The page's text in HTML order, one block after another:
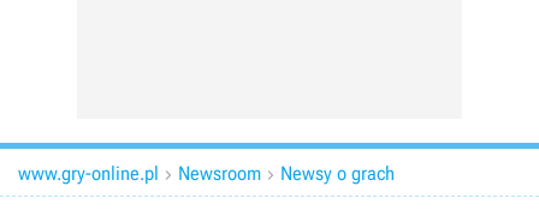
www.gry-online.pl  Newsroom  Newsy o grach